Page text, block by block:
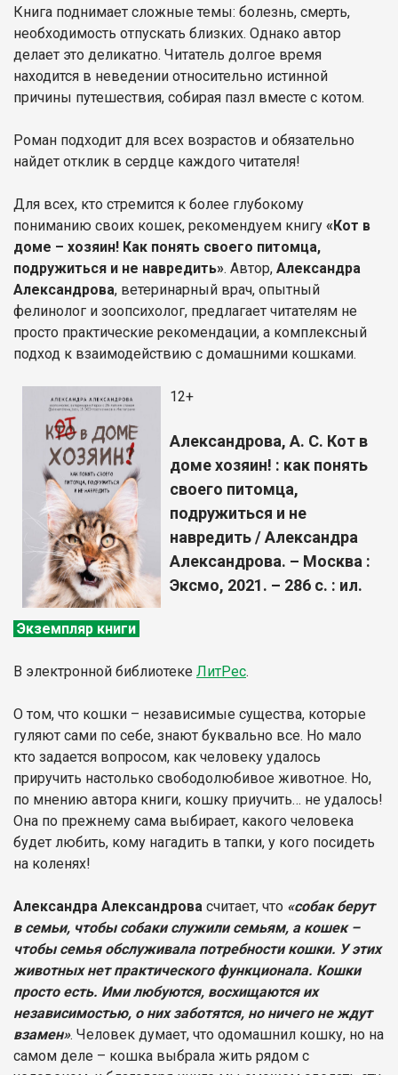
Книга поднимает сложные темы: болезнь, смерть,
необходимость отпускать близких. Однако автор
делает это деликатно. Читатель долгое время
находится в неведении относительно истинной
причины путешествия, собирая пазл вместе с котом.
Роман подходит для всех возрастов и обязательно
найдет отклик в сердце каждого читателя!
Для всех, кто стремится к более глубокому
пониманию своих кошек, рекомендуем книгу «Кот в
доме – хозяин! Как понять своего питомца,
подружиться и не навредить». Автор, Александра
Александрова, ветеринарный врач, опытный
фелинолог и зоопсихолог, предлагает читателям не
просто практические рекомендации, а комплексный
подход к взаимодействию с домашними кошками.
12+
Александрова, А. С. Кот в
доме хозяин! : как понять
своего питомца,
подружиться и не
навредить / Александра
Александрова. – Москва :
Эксмо, 2021. – 286 с. : ил.
Экземпляр книги
В электронной библиотеке ЛитРес.
О том, что кошки – независимые существа, которые
гуляют сами по себе, знают буквально все. Но мало
кто задается вопросом, как человеку удалось
приручить настолько свободолюбивое животное. Но,
по мнению автора книги, кошку приучить… не удалось!
Она по прежнему сама выбирает, какого человека
будет любить, кому нагадить в тапки, у кого посидеть
на коленях!
Александра Александрова считает, что «собак берут
в семьи, чтобы собаки служили семьям, а кошек –
чтобы семья обслуживала потребности кошки. У этих
животных нет практического функционала. Кошки
просто есть. Ими любуются, восхищаются их
независимостью, о них заботятся, но ничего не ждут
взамен». Человек думает, что одомашнил кошку, но на
самом деле – кошка выбрала жить рядом с